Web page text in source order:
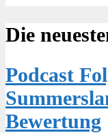
Die
Podcast
Bewertung